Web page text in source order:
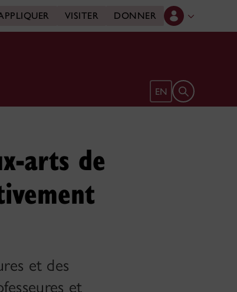
VISITER DONNER
EN Ouvrir le
arts de
et des
et